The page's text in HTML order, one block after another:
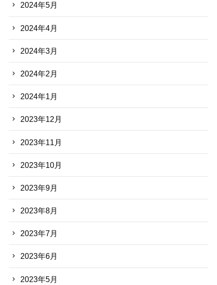
2024年5月
2024年4月
2024年3月
2024年2月
2024年1月
2023年12月
2023年11月
2023年10月
2023年9月
2023年8月
2023年7月
2023年6月
2023年5月